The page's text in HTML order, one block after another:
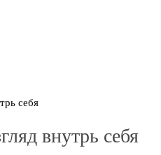
себя
внутрь себя